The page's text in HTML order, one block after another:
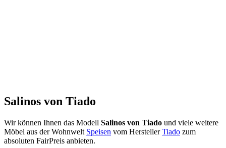
Salinos von Tiado
Wir können Ihnen das Modell Salinos von Tiado und viele weitere
Möbel aus der Wohnwelt Speisen vom HerstellerTiado zum
absoluten FairPreis anbieten.